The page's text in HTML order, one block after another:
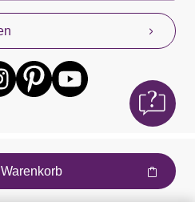
Warenkorb